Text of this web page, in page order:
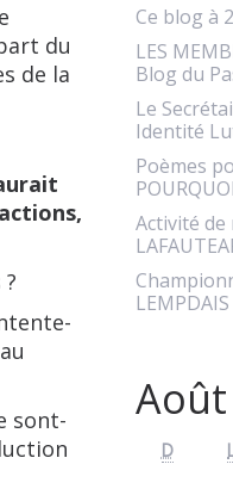
du
de la
sont-
Ce blog à
LES
Blog du
Le
Identité
Poèmes
Activité de
D